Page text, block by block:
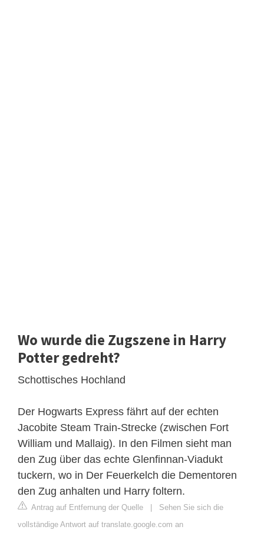
Wo wurde die Zugszene in Harry
Potter gedreht?
Schottisches Hochland
Der Hogwarts Express fährt auf der echten
Jacobite Steam Train-Strecke (zwischen Fort
William und Mallaig). In den Filmen sieht man
den Zug über das echte Glenfinnan-Viadukt
tuckern, wo in Der Feuerkelch die Dementoren
den Zug anhalten und Harry foltern.
Antrag auf Entfernung der Quelle | Sehen Sie sich die
vollständige Antwort auf translate.google.com an